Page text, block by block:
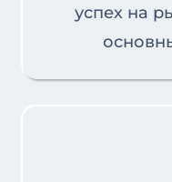
успех на